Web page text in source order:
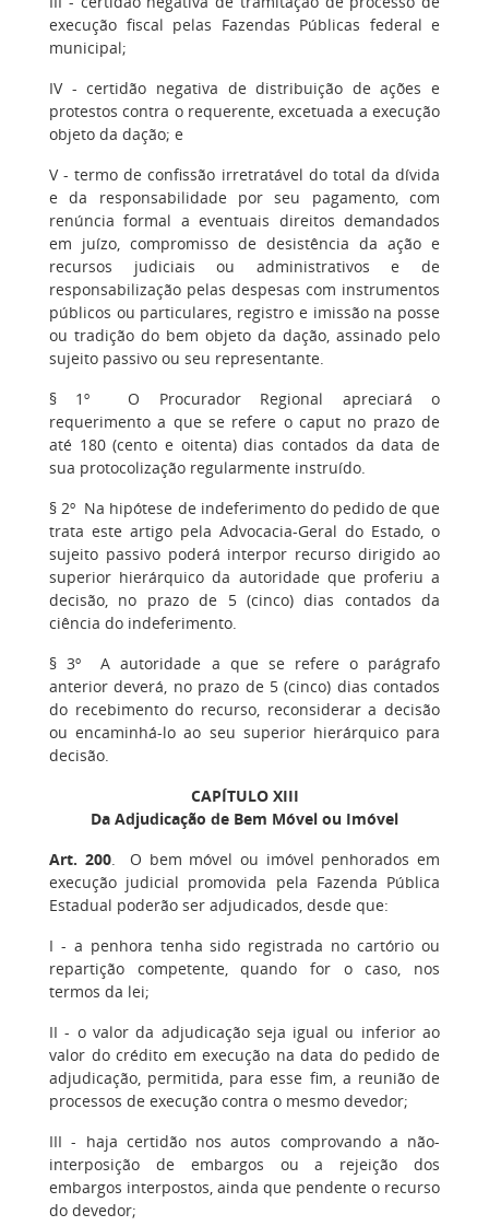
execução fiscal pelas Fazendas Públicas federal e
municipal;
IV- certidão negativa de distribuição de ações e
protestos contra o requerente, excetuada a execução
objeto da dação; e
V- termo de confissão irretratável do total da dívida
e da responsabilidade por seu pagamento, com
renúncia formal a eventuais direitos demandados
em juízo, compromisso de desistência da ação e
recursos judiciais ou administrativos e de
responsabilização pelas despesas com instrumentos
públicos ou particulares, registro e imissão na posse
ou tradição do bem objeto da dação, assinado pelo
sujeito passivo ou seu representante.
§ 1º O Procurador Regional apreciará o
requerimento a que se refere o caput no prazo de
até 180 (cento e oitenta) dias contados da data de
sua protocolização regularmente instruído.
§ 2º Na hipótese de indeferimento do pedido de que
trata este artigo pela Advocacia-Geral do Estado, o
sujeito passivo poderá interpor recurso dirigido ao
superior hierárquico da autoridade que proferiu a
decisão, no prazo de 5 (cinco) dias contados da
ciência do indeferimento.
§ 3º A autoridade a que se refere o parágrafo
anterior deverá, no prazo de 5 (cinco) dias contados
do recebimento do recurso, reconsiderar a decisão
ou encaminhá-lo ao seu superior hierárquico para
decisão.
CAPÍTULO XIII
Da Adjudicação de Bem Móvel ou Imóvel
Art. 200. O bem móvel ou imóvel penhorados em
execução judicial promovida pela Fazenda Pública
Estadual poderão ser adjudicados, desde que:
I - a penhora tenha sido registrada no cartório ou
repartição competente, quando for o caso, nos
termos da lei;
II - o valor da adjudicação seja igual ou inferior ao
valor do crédito em execução na data do pedido de
adjudicação, permitida, para esse fim, a reunião de
processos de execução contra o mesmo devedor;
III- haja certidão nos autos comprovando a não-
interposição de embargos ou a rejeição dos
embargos interpostos, ainda que pendente o recurso
do devedor;